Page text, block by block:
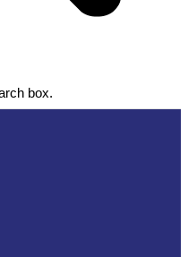
box.